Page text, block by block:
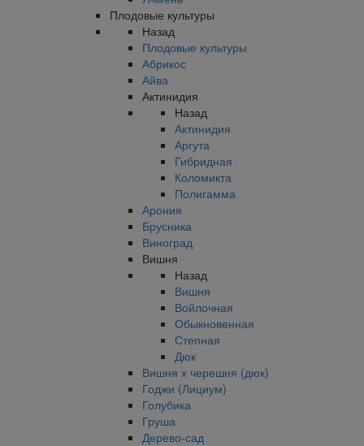
Плодовые культуры
Назад
Плодовые культуры
Абрикос
Айва
Актинидия
Назад
Актинидия
Аргута
Гибридная
Коломикта
Полигамма
Арония
Брусника
Виноград
Вишня
Назад
Вишня
Войлочная
Обыкновенная
Степная
Дюк
Вишня х черешня (дюк)
Годжи (Лициум)
Голубика
Груша
Дерево-сад